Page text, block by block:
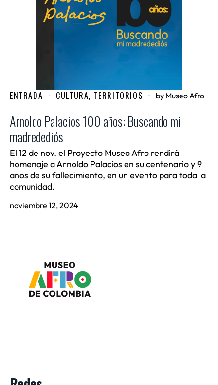
ENTRADA CULTURA, TERRITORIOS by Museo Afro
Arnoldo Palacios 100 años: Buscando mi
madredediós
El 12 de nov. el Proyecto Museo Afro rendirá
homenaje a Arnoldo Palacios en su centenario y 9
años de su fallecimiento, en un evento para toda la
comunidad.
noviembre 12, 2024